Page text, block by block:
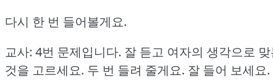
다시 한 번 들어볼게요.
교사: 4번 문제입니다. 잘 듣고 여자의 생각으로
것을 고르세요. 두 번 들려 줄게요. 잘 들어 보세요.